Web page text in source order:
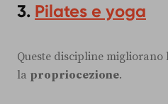
3. Pilates e yoga
Queste discipline migliorano
la propriocezione.